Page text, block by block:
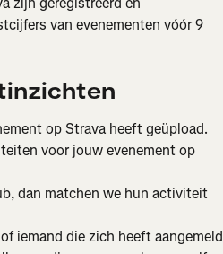
van evenementen vóór 9
op Strava heeft geüpload.
voor jouw evenement op
dan matchen we hun activiteit
iemand die zich heeft aangemeld